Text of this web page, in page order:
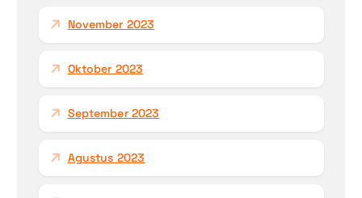
November 2023
Oktober 2023
September 2023
Agustus 2023